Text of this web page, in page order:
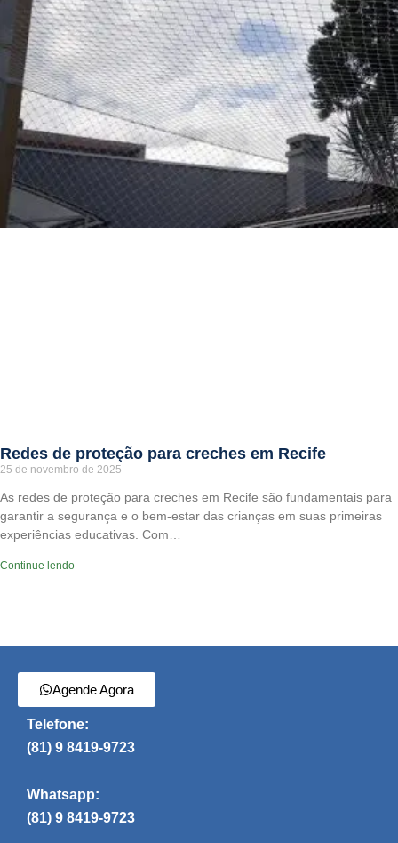
Redes de proteção para creches em Recife
25 de novembro de 2025
As redes de proteção para creches em Recife são fundamentais para
garantir a segurança e o bem-estar das crianças em suas primeiras
experiências educativas. Com…
Continue lendo
Agende Agora
Telefone:
(81) 9 8419-9723
Whatsapp:
(81) 9 8419-9723